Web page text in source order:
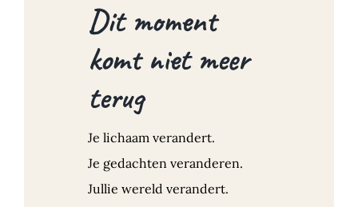
Dit moment
komt niet meer
terug
Je lichaam verandert.
Je gedachten veranderen.
Jullie wereld verandert.